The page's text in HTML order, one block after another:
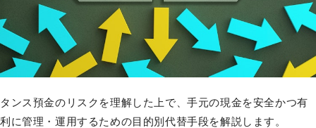
タンス預金のリスクを理解した上で、手元の現金を安全かつ有
利に管理・運用するための目的別代替手段を解説します。